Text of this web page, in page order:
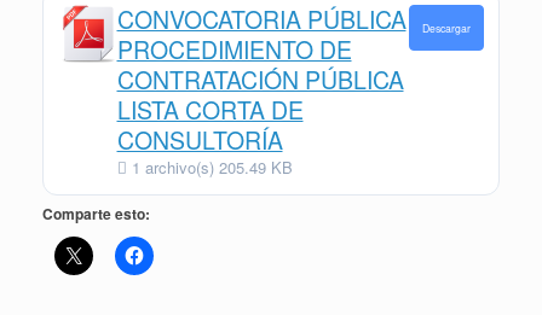
CONVOCATORIA PÚBLICA
PROCEDIMIENTO DE
CONTRATACIÓN PÚBLICA
LISTA CORTA DE
CONSULTORÍA
1 archivo(s) 205.49 KB
Descargar
Comparte esto: